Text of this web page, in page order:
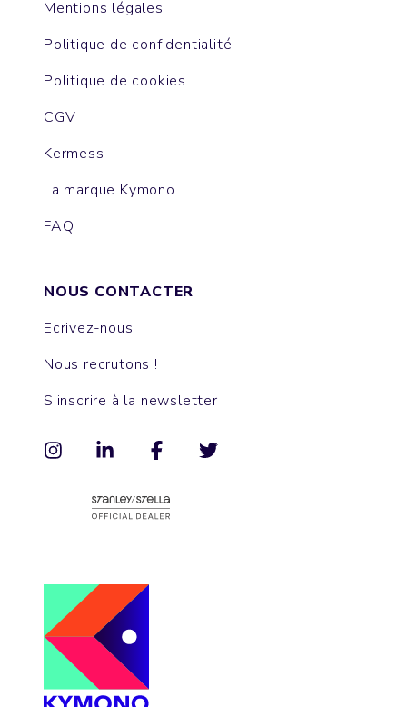
Mentions légales
Politique de confidentialité
Politique de cookies
CGV
Kermess
La marque Kymono
FAQ
NOUS CONTACTER
Ecrivez-nous
Nous recrutons !
S'inscrire à la newsletter